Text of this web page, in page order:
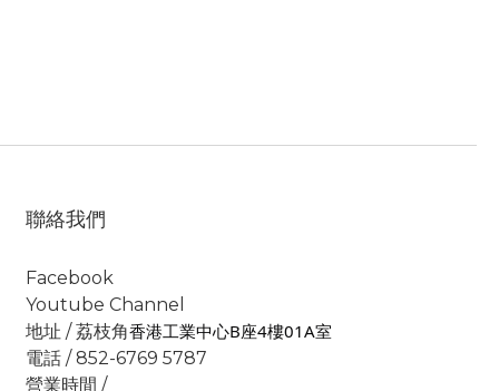
聯絡我們
Facebook
Youtube Channel
地址 / 荔枝角香港工業中心B座4樓01A室
電話 / 852-6769 5787
營業時間 /